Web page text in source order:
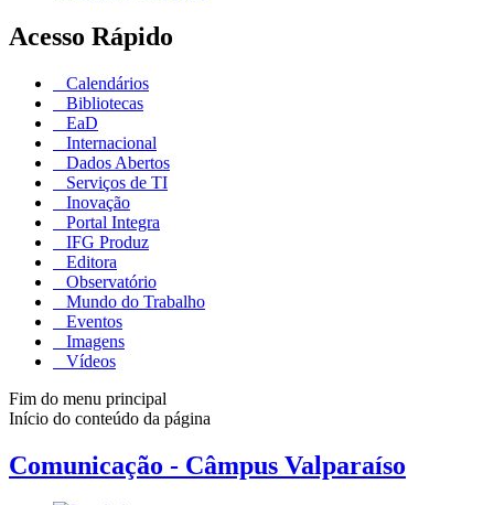
Acesso Rápido
Calendários
Bibliotecas
EaD
Internacional
Dados Abertos
Serviços de TI
Inovação
Portal Integra
IFG Produz
Editora
Observatório
Mundo do Trabalho
Eventos
Imagens
Vídeos
Fim do menu principal
Início do conteúdo da página
Comunicação - Câmpus Valparaíso